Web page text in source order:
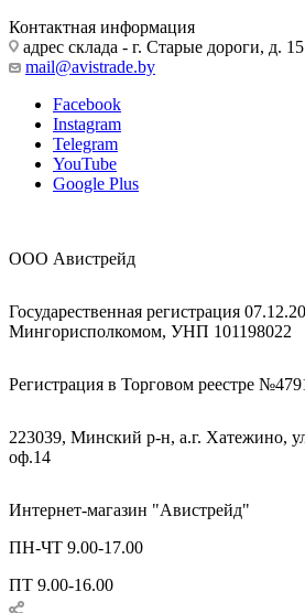
Контактная информация
адрес склада - г. Старые дороги, д.
mail@avistrade.by
Facebook
Instagram
Telegram
YouTube
Google Plus
ООО Авистрейд
Государественная регистрация
Мингорисполкомом, УНП 101198022
Регистрация в Торговом реестре
223039, Минский р-н, а.г. Хатежино,
оф.14
Интернет-магазин "Авистрейд"
ПН-ЧТ 9.00-17.00
ПТ 9.00-16.00